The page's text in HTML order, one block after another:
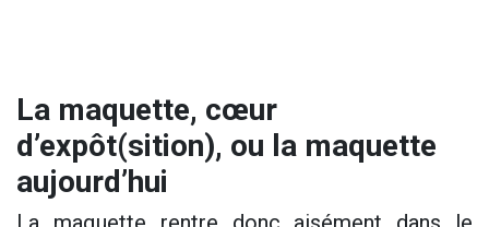
La maquette, cœur
d’expôt(sition), ou la maquette
aujourd’hui